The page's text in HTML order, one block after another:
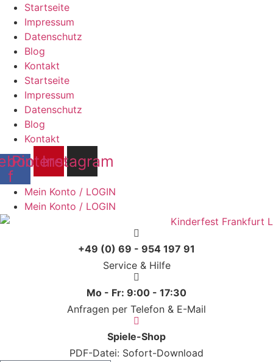
Startseite
Impressum
Datenschutz
Blog
Kontakt
Startseite
Impressum
Datenschutz
Blog
Kontakt
f
Pinterest
Instagram
Mein Konto / LOGIN
Mein Konto / LOGIN
+49 (0) 69 - 954 197 91
Service & Hilfe
Mo - Fr: 9:00 - 17:30
Anfragen per Telefon & E-Mail
Spiele-Shop
PDF-Datei: Sofort-Download